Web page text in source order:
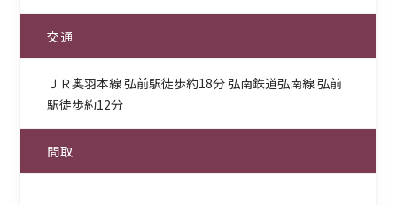
交通
ＪＲ奥羽本線 弘前駅徒歩約18分 弘南鉄道弘南線 弘前
駅徒歩約12分
間取